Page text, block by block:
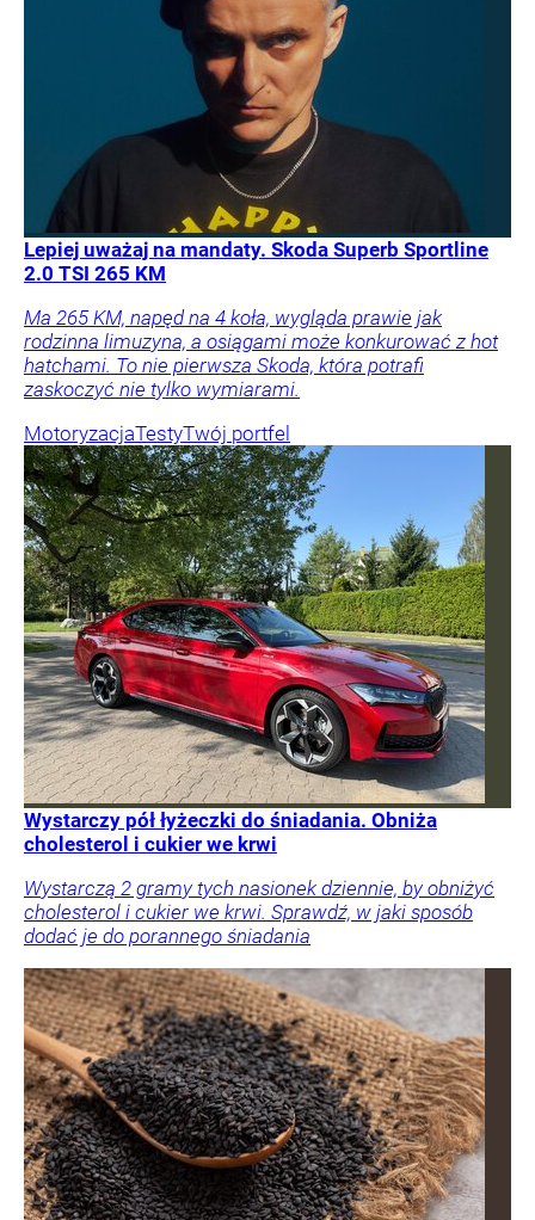
Lepiej uważaj na mandaty. Skoda Superb Sportline
2.0 TSI 265 KM
Ma 265 KM, napęd na 4 koła, wygląda prawie jak
rodzinna limuzyna, a osiągami może konkurować z hot
hatchami. To nie pierwsza Skoda, która potrafi
zaskoczyć nie tylko wymiarami.
MotoryzacjaTestyTwój portfel
Wystarczy pół łyżeczki do śniadania. Obniża
cholesterol i cukier we krwi
Wystarczą 2 gramy tych nasionek dziennie, by obniżyć
cholesterol i cukier we krwi. Sprawdź, w jaki sposób
dodać je do porannego śniadania